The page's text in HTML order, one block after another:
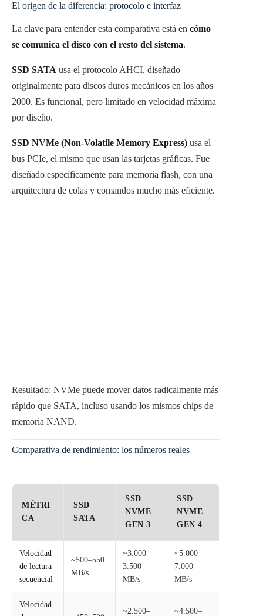
El origen de la diferencia: protocolo e interfaz
La clave para entender esta comparativa está en cómo
se comunica el disco con el resto del sistema.
SSD SATA usa el protocolo AHCI, diseñado
originalmente para discos duros mecánicos en los años
2000. Es funcional, pero limitado en velocidad máxima
por diseño.
SSD NVMe (Non-Volatile Memory Express) usa el
bus PCIe, el mismo que usan las tarjetas gráficas. Fue
diseñado específicamente para memoria flash, con una
arquitectura de colas y comandos mucho más eficiente.
Resultado: NVMe puede mover datos radicalmente más
rápido que SATA, incluso usando los mismos chips de
memoria NAND.
Comparativa de rendimiento: los números reales
MÉTRI
CA
SSD
SATA
SSD
NVME
GEN 3
SSD
NVME
GEN 4
Velocidad
de lectura
secuencial
~500–550
MB/s
~3.000–
3.500
MB/s
~5.000–
7.000
MB/s
Velocidad
~2.500– ~4.500–